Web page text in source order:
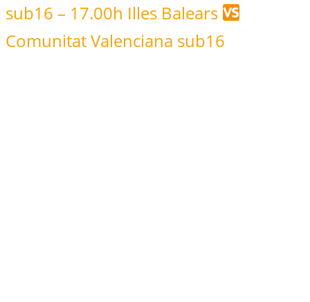
sub16 – 17.00h Illes Balears
Comunitat Valenciana sub16